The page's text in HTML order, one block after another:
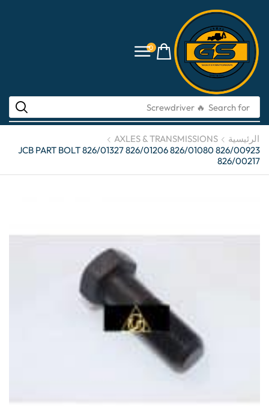
0
Search for
🔥 Screwdriver
الرئيسية
AXLES & TRANSMISSIONS
JCB PART BOLT 826/01327 826/01206 826/01080 826/00923
826/00217